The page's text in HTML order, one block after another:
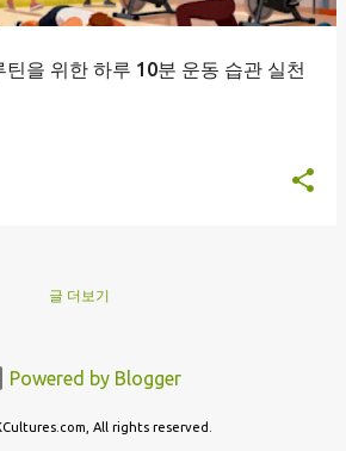
을 위한 하루 10분 운동 습관 실천
글 더보기
Powered by Blogger
All rights reserved.